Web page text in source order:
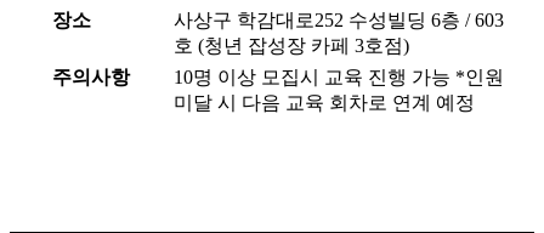
장소
사상구 학감대로252 수성빌딩 6층 / 603
호 (청년 잡성장 카페 3호점)
주의사항
10명 이상 모집시 교육 진행 가능 *인원
미달 시 다음 교육 회차로 연계 예정